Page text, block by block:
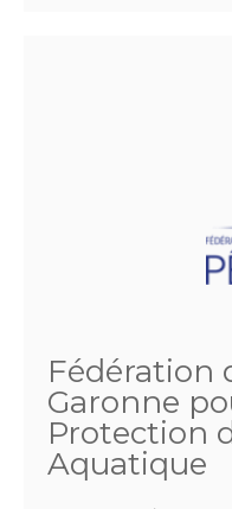
Fédération
Garonne
Protection
Aquatique